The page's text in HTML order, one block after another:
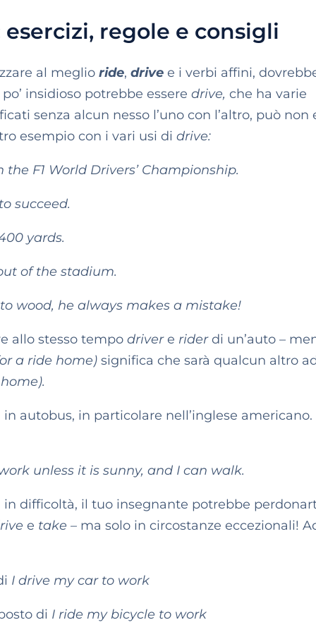
regole e consigli
al meglio ride, drive e i verbi affini,
insidioso potrebbe essere drive, che ha varie
senza alcun nesso l’uno con l’altro, può non
esempio con i vari usi di drive:
F1 World Drivers’ Championship.
succeed.
yards.
of the stadium.
wood, he always makes a mistake!
allo stesso tempo drivere riderdi un’auto –
a ride home) significa che sarà qualcun altro
autobus, in particolare nell’inglese americano.
unless it is sunny, and I can walk.
difficoltà, il tuo insegnante potrebbe
e take – ma solo in circostanze eccezionali!
I drive my car to work
di I ride my bicycle to work